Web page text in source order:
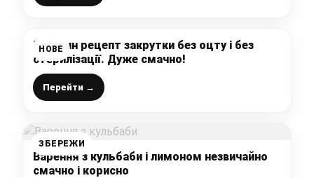
НОВЕ
Бабусин рецепт закрутки без оцту і без
стерилізації. Дуже смачно!
Перейти →
ЗБЕРЕЖИ
Варення з кульбаби і лимоном незвичайно
смачно і корисно